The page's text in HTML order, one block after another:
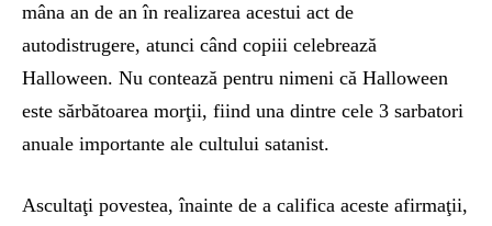
mâna an de an în realizarea acestui act de
autodistrugere, atunci când copiii celebrează
Halloween. Nu contează pentru nimeni că Halloween
este sărbătoarea morţii, fiind una dintre cele 3 sarbatori
anuale importante ale cultului satanist.
Ascultaţi povestea, înainte de a califica aceste afirmaţii,